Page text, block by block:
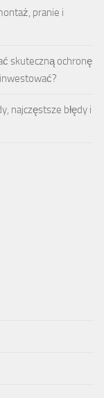
pranie i
skuteczną ochronę
najczęstsze błędy i